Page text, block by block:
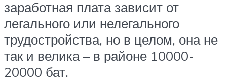
заработная плата зависит от
легального или нелегального
трудостройства, но в целом, она не
так и велика – в районе 10000-
20000 бат.